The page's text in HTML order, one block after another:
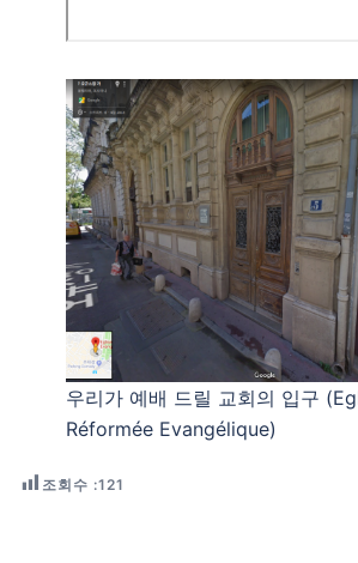
우리가 예배 드릴 교회의 입구
Réformée Evangélique)
조회수 :121